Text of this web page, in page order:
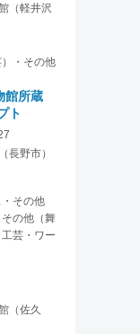
（軽井沢
・その他
館所蔵
ト
長野市）
その他
その他（舞
芸・ワー
（佐久